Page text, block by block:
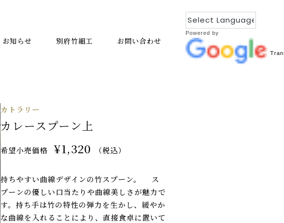
お知らせ 別府竹細工 お問い合わせ
Powered by
カトラリー
カレースプーン上
希望小売価格 ¥1,320 （税込）
持ちやすい曲線デザインの竹スプーン。 ス
プーンの優しい口当たりや曲線美しさが魅力で
す。持ち手は竹の特性の弾力を生かし、緩やか
な曲線を入れることにより、直接食卓に置いて